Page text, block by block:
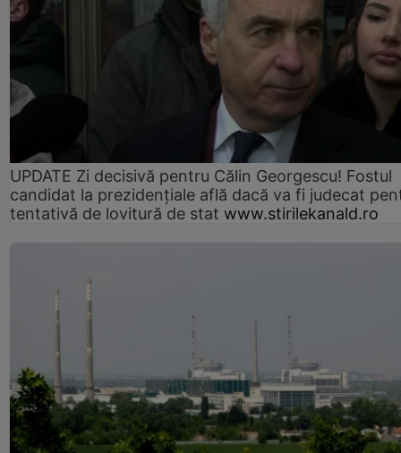
UPDATE Zi decisivă pentru Călin Georgescu! Fostul
candidat la prezidențiale află dacă va fi judecat
tentativă de lovitură de stat www.stirilekanald.ro